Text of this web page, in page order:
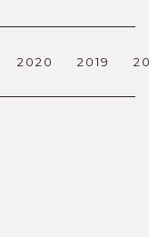
2020 2019